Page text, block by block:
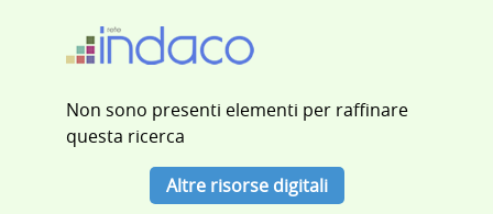
Non sono presenti elementi per raffinare
questa ricerca
Altre risorse digitali